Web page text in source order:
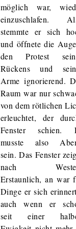
möglich war,
einzuschlafen.
stemmte er sich
und öffnete die
den Protest
Rückens und
Arme ignorierend.
Raum war nur
von dem rötlichen
erleuchtet, der
Fenster schien.
musste also
sein. Das Fenster
nach
Erstaunlich, an war
Dinge er sich
auch wenn er
seit einer